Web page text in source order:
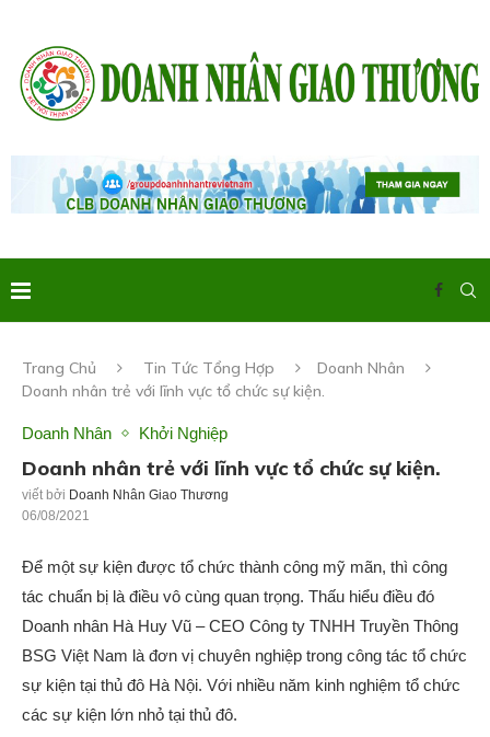
Trang Chủ Tin Tức Tổng Hợp
Doanh Nhân
Doanh nhân trẻ với lĩnh vực tổ chức sự kiện.
Doanh Nhân Khởi Nghiệp
Doanh nhân trẻ với lĩnh vực tổ chức sự kiện.
viết bởi Doanh Nhân Giao Thương
06/08/2021
Để một sự kiện được tổ chức thành công mỹ mãn, thì công
tác chuẩn bị là điều vô cùng quan trọng. Thấu hiểu điều đó
Doanh nhân Hà Huy Vũ – CEO Công ty TNHH Truyền Thông
BSG Việt Nam là đơn vị chuyên nghiệp trong công tác tổ chức
sự kiện tại thủ đô Hà Nội. Với nhiều năm kinh nghiệm tổ chức
các sự kiện lớn nhỏ tại thủ đô.